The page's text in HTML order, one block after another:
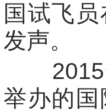
国试飞
发声。
2015
举办的